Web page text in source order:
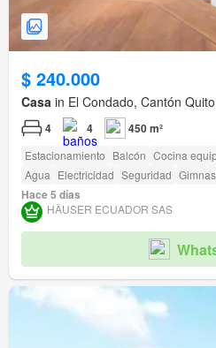
$ 240.000
Casa in El Condado, Cantón
4 4 450 m²
Estacionamiento Balcón Cocina
Agua Electricidad Seguridad
Hace 5 días
HÄUSER ECUADOR SAS